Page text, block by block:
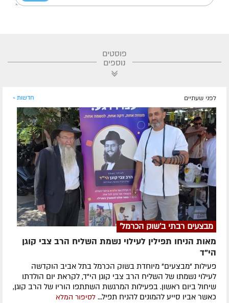
פוסטים
נוספים
לפני שעתיים חדשות »
מבצעים רבתי ב'שוק הכרמל'
מאות הניחו תפילין לעילוי נשמת השליח הרב צבי קוגן
הי”ד
פעילות "מבצעים" מיוחדת בשוק הכרמל בתל אביב הוקדשה
לעילוי נשמתו של השליח הרב צבי קוגן הי"ד, לקראת יום הולדתו
שיחול ביום ראשון. בפעילות המרגשת השתתפו הוריו של הרב קוגן,
כאשר אביו סייע להמונים להניח תפיל... לסיפור המלא